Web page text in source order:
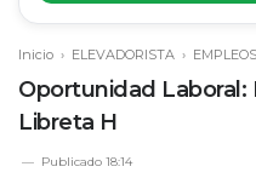
Inicio › ELEVADORISTA › EMPLEOS
Oportunidad Laboral:
Libreta H
Publicado 18:14